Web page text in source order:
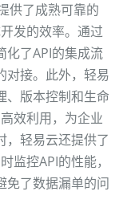
供了成熟可靠的
发的效率。通过
化了API的集成流
对接。此外，轻易
、版本控制和生命
效利用，为企业
，轻易云还提供了
监控API的性能，
免了数据漏单的问